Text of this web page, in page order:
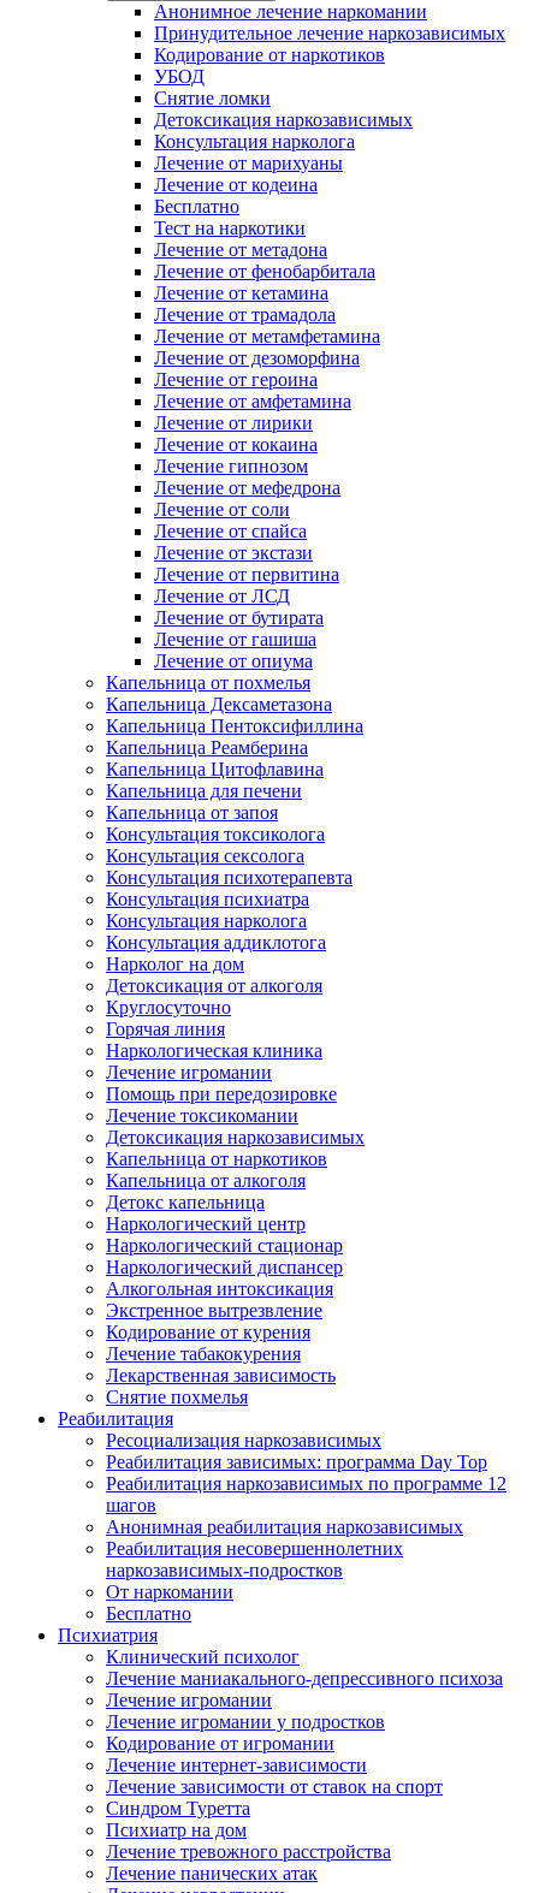
Анонимное лечение наркомании
Принудительное лечение наркозависимых
Кодирование от наркотиков
УБОД
Снятие ломки
Детоксикация наркозависимых
Консультация нарколога
Лечение от марихуаны
Лечение от кодеина
Бесплатно
Тест на наркотики
Лечение от метадона
Лечение от фенобарбитала
Лечение от кетамина
Лечение от трамадола
Лечение от метамфетамина
Лечение от дезоморфина
Лечение от героина
Лечение от амфетамина
Лечение от лирики
Лечение от кокаина
Лечение гипнозом
Лечение от мефедрона
Лечение от соли
Лечение от спайса
Лечение от экстази
Лечение от первитина
Лечение от ЛСД
Лечение от бутирата
Лечение от гашиша
Лечение от опиума
Капельница от похмелья
Капельница Дексаметазона
Капельница Пентоксифиллина
Капельница Реамберина
Капельница Цитофлавина
Капельница для печени
Капельница от запоя
Консультация токсиколога
Консультация сексолога
Консультация психотерапевта
Консультация психиатра
Консультация нарколога
Консультация аддиклотога
Нарколог на дом
Детоксикация от алкоголя
Круглосуточно
Горячая линия
Наркологическая клиника
Лечение игромании
Помощь при передозировке
Лечение токсикомании
Детоксикация наркозависимых
Капельница от наркотиков
Капельница от алкоголя
Детокс капельница
Наркологический центр
Наркологический стационар
Наркологический диспансер
Алкогольная интоксикация
Экстренное вытрезвление
Кодирование от курения
Лечение табакокурения
Лекарственная зависимость
Снятие похмелья
Реабилитация
Ресоциализация наркозависимых
Реабилитация зависимых: программа Day Top
Реабилитация наркозависимых по программе 12
шагов
Анонимная реабилитация наркозависимых
Реабилитация несовершеннолетних
наркозависимых-подростков
От наркомании
Бесплатно
Психиатрия
Клинический психолог
Лечение маниакального-депрессивного психоза
Лечение игромании
Лечение игромании у подростков
Кодирование от игромании
Лечение интернет-зависимости
Лечение зависимости от ставок на спорт
Синдром Туретта
Психиатр на дом
Лечение тревожного расстройства
Лечение панических атак